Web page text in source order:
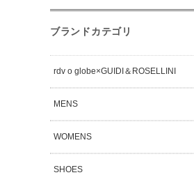
ブランドカテゴリ
rdv o globe×GUIDI＆ROSELLINI
MENS
WOMENS
SHOES